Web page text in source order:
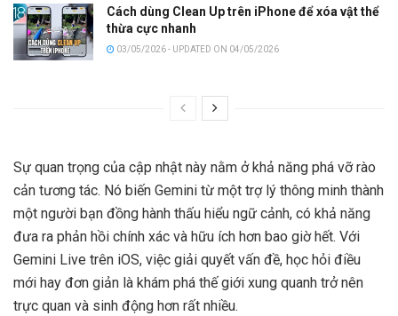
Cách dùng Clean Up trên iPhone để xóa vật thể
thừa cực nhanh
03/05/2026 - UPDATED ON 04/05/2026
Sự quan trọng của cập nhật này nằm ở khả năng phá vỡ rào
cản tương tác. Nó biến Gemini từ một trợ lý thông minh thành
một người bạn đồng hành thấu hiểu ngữ cảnh, có khả năng
đưa ra phản hồi chính xác và hữu ích hơn bao giờ hết. Với
Gemini Live trên iOS, việc giải quyết vấn đề, học hỏi điều
mới hay đơn giản là khám phá thế giới xung quanh trở nên
trực quan và sinh động hơn rất nhiều.